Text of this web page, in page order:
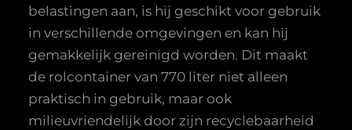
belastingen aan, is hij geschikt voor gebruik
in verschillende omgevingen en kan hij
gemakkelijk gereinigd worden. Dit maakt
de rolcontainer van 770 liter niet alleen
praktisch in gebruik, maar ook
milieuvriendelijk door zijn recyclebaarheid